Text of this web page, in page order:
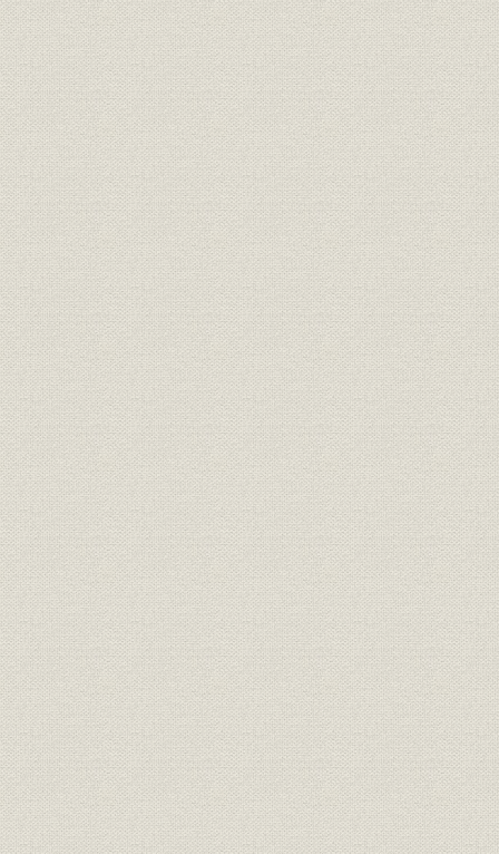
生産 土佐の炭山と仕成期間
宝永8年
年)
生産;資源 御料炭・他領炭の割合
元禄4年
(1861年)
生産;資源
土佐領請負山での伐採可能な樹
種
正徳4年
年)
生産 井ノ川山・大佐連山の仕成高
享和元年
(1805年)7
生産 製炭地別炭購入量
享和元年
(1813年)
生産 製炭地別炭竈数
文化2年
(1813年)
生産 産銅経費
宝暦11年
(1854年)
生産 炭の使用量
宝暦11年
(1844年)
生産;価格 炭(10貫目当り)の単価
宝暦11年
(1854年)
経営者;役員 広瀬宰平 [慶応4年
経営者;役員 川田小一郎 [明治元年
資料 最後の銅炭運上目録 明治3年
事業所;資料 借区開坑願添付図 明治6年